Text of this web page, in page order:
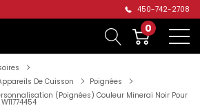
450-742-2708
0
De Cuisson
Poignées
(poignées) Couleur Minerai Noir Pour